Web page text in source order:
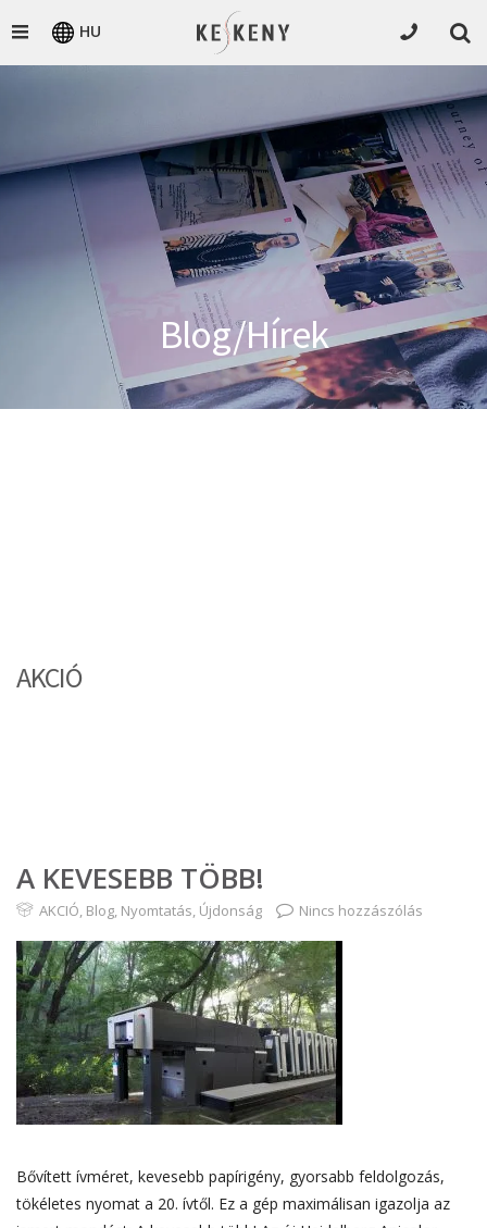
HU
Blog/Hírek
AKCIÓ
A KEVESEBB TÖBB!
AKCIÓ, Blog, Nyomtatás, Újdonság Nincs hozzászólás
Bővített ívméret, kevesebb papírigény, gyorsabb feldolgozás,
tökéletes nyomat a 20. ívtől. Ez a gép maximálisan igazolja az